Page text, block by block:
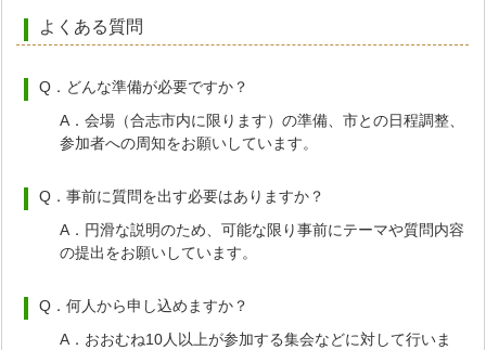
よくある質問
Q．どんな準備が必要ですか？
A．会場（合志市内に限ります）の準備、市との日程調整、
参加者への周知をお願いしています。
Q．事前に質問を出す必要はありますか？
A．円滑な説明のため、可能な限り事前にテーマや質問内容
の提出をお願いしています。
Q．何人から申し込めますか？
A．おおむね10人以上が参加する集会などに対して行いま